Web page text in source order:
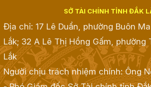
SỞ TÀI CHÍNH TỈNH ĐẮK
Địa chỉ: 17 Lê Duẩn, phường Buôn
Lắk; 32 A Lê Thị Hồng Gấm, phường
Lắk
Người chịu trách nhiệm chính: Ông